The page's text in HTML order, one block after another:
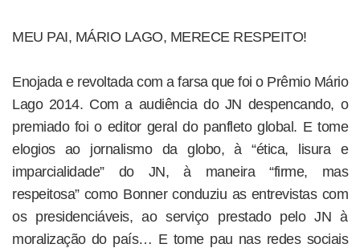
MEU PAI, MÁRIO LAGO, MERECE RESPEITO!
Enojada e revoltada com a farsa que foi o Prêmio Mário
Lago 2014. Com a audiência do JN despencando, o
premiado foi o editor geral do panfleto global. E tome
elogios ao jornalismo da globo, à “ética, lisura e
imparcialidade” do JN, à maneira “firme, mas
respeitosa” como Bonner conduziu as entrevistas com
os presidenciáveis, ao serviço prestado pelo JN à
moralização do país… E tome pau nas redes sociais